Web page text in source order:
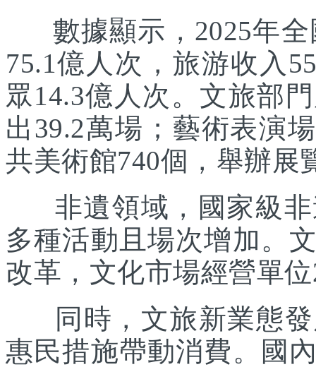
數據顯示，2025年全
75.1億人次，旅游收入
眾14.3億人次。文旅部
出39.2萬場；藝術表演
共美術館740個，舉辦展
非遺領域，國家級非
多種活動且場次增加。
改革，文化市場經營單
同時，文旅新業態發
惠民措施帶動消費。國